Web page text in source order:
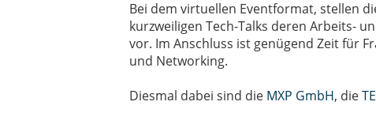
Bei dem virtuellen Eventformat, stellen
kurzweiligen Tech-Talks deren Arbeits-
vor. Im Anschluss ist genügend Zeit für
und Networking.
Diesmal dabei sind die MXP GmbH, die